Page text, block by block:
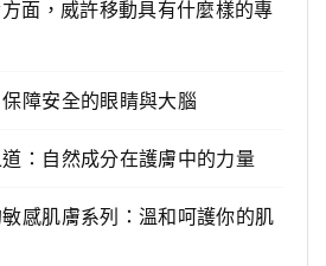
面，威許移動具有什麼樣的專
障安全的眼睛與大腦
：自然成分在護膚中的力量
感肌膚系列：溫和呵護你的肌